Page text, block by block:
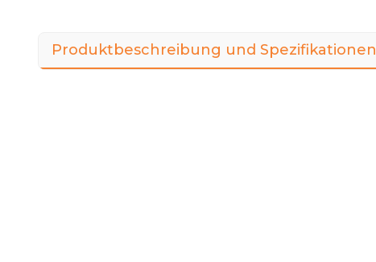
Produktbeschreibung und Spezifikationen